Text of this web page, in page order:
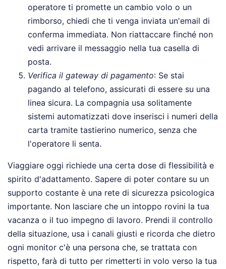
operatore ti promette un cambio volo o un
rimborso, chiedi che ti venga inviata un'email di
conferma immediata. Non riattaccare finché non
vedi arrivare il messaggio nella tua casella di
posta.
Verifica il gateway di pagamento: Se stai
pagando al telefono, assicurati di essere su una
linea sicura. La compagnia usa solitamente
sistemi automatizzati dove inserisci i numeri della
carta tramite tastierino numerico, senza che
l'operatore li senta.
Viaggiare oggi richiede una certa dose di flessibilità e
spirito d'adattamento. Sapere di poter contare su un
supporto costante è una rete di sicurezza psicologica
importante. Non lasciare che un intoppo rovini la tua
vacanza o il tuo impegno di lavoro. Prendi il controllo
della situazione, usa i canali giusti e ricorda che dietro
ogni monitor c'è una persona che, se trattata con
rispetto, farà di tutto per rimetterti in volo verso la tua